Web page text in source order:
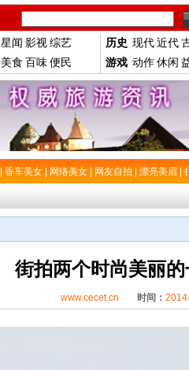
星闻 影视综艺
美食 百味便民
历史 现代近代
游戏 动作休闲
香车美女 网络美女 网友自拍 漂亮美眉
街拍两个时尚美丽
www.cecet.cn 时间：